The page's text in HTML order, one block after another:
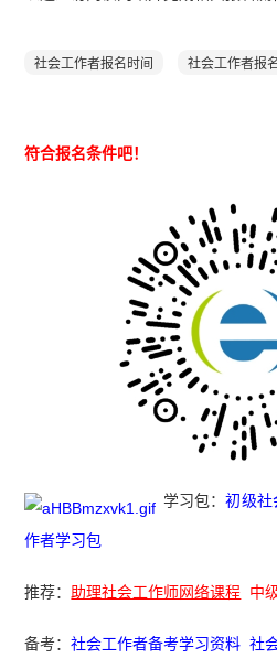
社会工作者报名时间 社会工作者报
符合报名条件吧！
学习包：初级社
作者学习包
推荐： 助理社会工作师网络课程 中
备考：社会工作者备考学习资料 社